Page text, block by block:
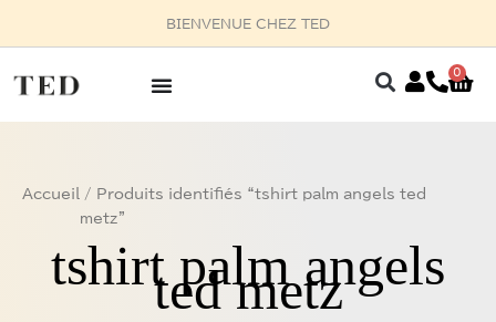
BIENVENUE CHEZ TED
0
Accueil
/ Produits identifiés “tshirt palm angels ted
metz”
tshirt palm angels
ted metz